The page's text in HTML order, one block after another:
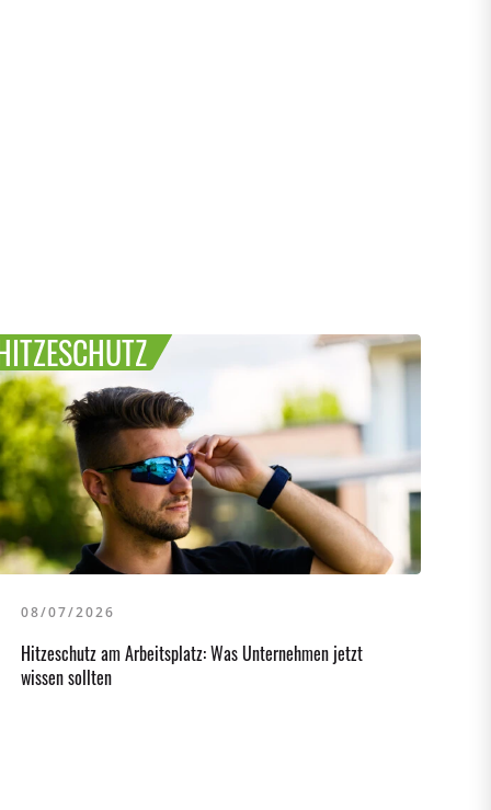
08/07/2026
Hitzeschutz am Arbeitsplatz: Was Unternehmen jetzt
wissen sollten